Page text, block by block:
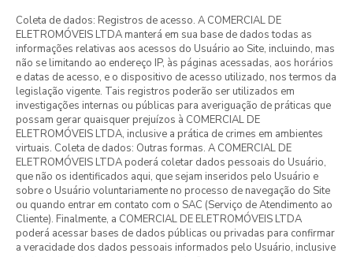
Coleta de dados: Registros de acesso. A COMERCIAL DE
ELETROMÓVEIS LTDA manterá em sua base de dados todas as
informações relativas aos acessos do Usuário ao Site, incluindo, mas
não se limitando ao endereço IP, às páginas acessadas, aos horários
e datas de acesso, e o dispositivo de acesso utilizado, nos termos da
legislação vigente. Tais registros poderão ser utilizados em
investigações internas ou públicas para averiguação de práticas que
possam gerar quaisquer prejuízos à COMERCIAL DE
ELETROMÓVEIS LTDA, inclusive a prática de crimes em ambientes
virtuais. Coleta de dados: Outras formas. A COMERCIAL DE
ELETROMÓVEIS LTDA poderá coletar dados pessoais do Usuário,
que não os identificados aqui, que sejam inseridos pelo Usuário e
sobre o Usuário voluntariamente no processo de navegação do Site
ou quando entrar em contato com o SAC (Serviço de Atendimento ao
Cliente). Finalmente, a COMERCIAL DE ELETROMÓVEIS LTDA
poderá acessar bases de dados públicas ou privadas para confirmar
a veracidade dos dados pessoais informados pelo Usuário, inclusive